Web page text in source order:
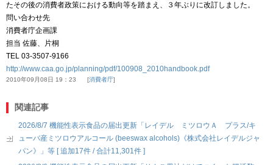
たその後の消費者政策における動向等を踏まえ、３年ぶりに改訂しました。
問い合わせ先
消費者庁企画課
担当 佐藤、片桐
TEL 03-3507-9166
http://www.caa.go.jp/planning/pdf/100908_2010handbook.pdf
2010年09月08日 19：23 消費者庁
関連記事
2026/8/7 機能性表示食品の届出更新「レイデル ミツロウＡ プラス/キ
ューバ産ミツロウアルコール (beeswax alcohols)《株式会社レイデルジャ
パン》」等 [ 追加17件 / 合計11,301件 ]